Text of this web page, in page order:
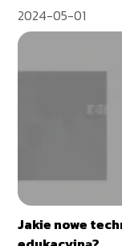
2024-05-01
Jakie nowe